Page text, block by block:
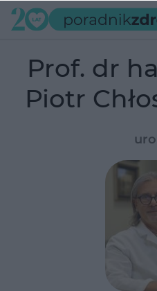
Prof. dr
Piotr